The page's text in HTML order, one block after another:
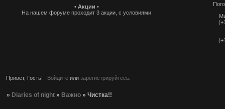
• Акции •
На нашем форуме проходит 3 акции, с условиями
Привет, Гость! Войдитеили зарегистрируйтесь
» Diaries of night » Важно »Чистка!!